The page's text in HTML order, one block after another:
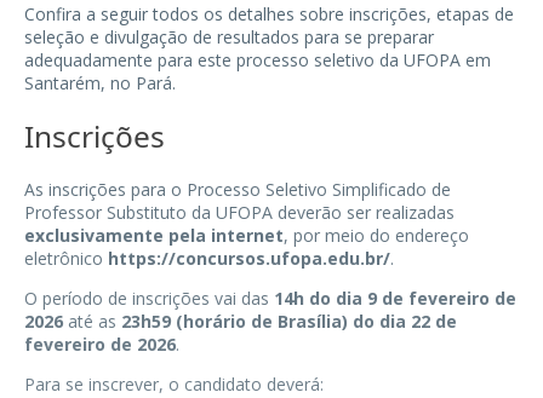
Confira a seguir todos os detalhes sobre inscrições, etapas de
seleção e divulgação de resultados para se preparar
adequadamente para este processo seletivo da UFOPA em
Santarém, no Pará.
Inscrições
As inscrições para o Processo Seletivo Simplificado de
Professor Substituto da UFOPA deverão ser realizadas
exclusivamente pela internet, por meio do endereço
eletrônico https://concursos.ufopa.edu.br/.
O período de inscrições vai das 14h do dia 9 de fevereiro de
2026 até as 23h59 (horário de Brasília) do dia 22 de
fevereiro de 2026.
Para se inscrever, o candidato deverá: